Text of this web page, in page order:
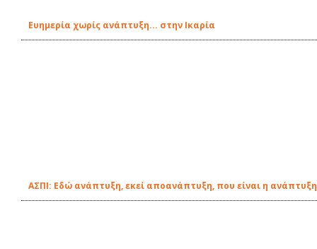
Ευημερία χωρίς ανάπτυξη... στην Ικαρία
ΑΣΠΙ: Εδώ ανάπτυξη, εκεί αποανάπτυξη, που είναι η